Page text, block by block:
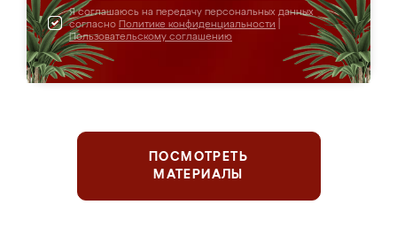
Я соглашаюсь на передачу персональных данных
согласно Политике конфиденциальности
Пользовательскому соглашению
ПОСМОТРЕТЬ
МАТЕРИАЛЫ